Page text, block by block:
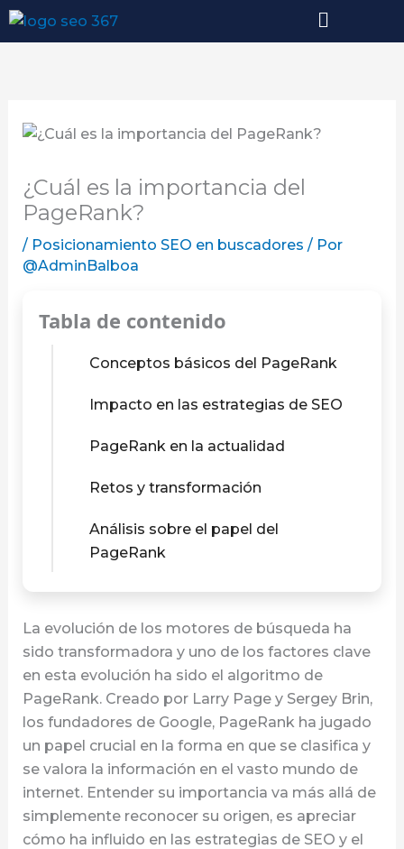
¿Cuál es la importancia del
PageRank?
/ Posicionamiento SEO en buscadores / Por
@AdminBalboa
Tabla de contenido
Conceptos básicos del PageRank
Impacto en las estrategias de SEO
PageRank en la actualidad
Retos y transformación
Análisis sobre el papel del
PageRank
La evolución de los motores de búsqueda ha
sido transformadora y uno de los factores clave
en esta evolución ha sido el algoritmo de
PageRank. Creado por Larry Page y Sergey Brin,
los fundadores de Google, PageRank ha jugado
un papel crucial en la forma en que se clasifica y
se valora la información en el vasto mundo de
internet. Entender su importancia va más allá de
simplemente reconocer su origen, es apreciar
cómo ha influido en las estrategias de SEO y el